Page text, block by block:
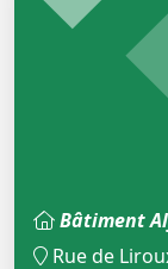
Bâtiment
Rue de